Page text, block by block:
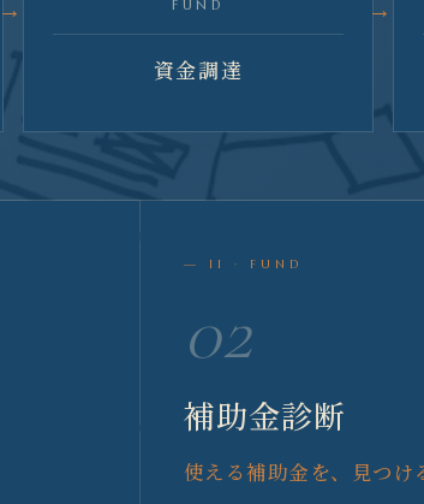
FUND
資金調達
— II · FUND
02
補助金診断
使える補助金を、見つけ